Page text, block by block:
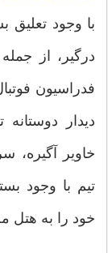
‏با وجود تعلیق
درگیر، از
فدراسیون
دیدار
خاویر آگیره،
تیم با وجود
خود را به هتل